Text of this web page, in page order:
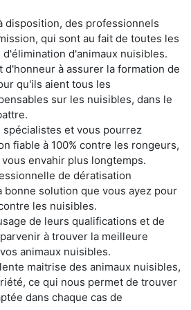
disposition, des professionnels
qui sont au fait de toutes les
d'animaux nuisibles.
d'honneur à assurer la formation de
qu'ils aient tous les
sur les nuisibles, dans le
spécialistes et vous pourrez
fiable à 100% contre les rongeurs,
envahir plus longtemps.
de dératisation
bonne solution que vous ayez pour
les nuisibles.
de leurs qualifications et de
à trouver la meilleure
animaux nuisibles.
maitrise des animaux nuisibles,
ce qui nous permet de trouver
dans chaque cas de